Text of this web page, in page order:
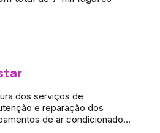
dos serviços de
e reparação dos
de ar condicionado